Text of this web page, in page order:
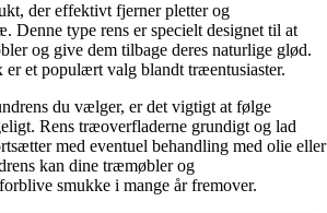
der effektivt fjerner pletter og
Denne type rens er specielt designet til at
og give dem tilbage deres naturlige glød.
er et populært valg blandt træentusiaster.
du vælger, er det vigtigt at følge
Rens træoverfladerne grundigt og lad
med eventuel behandling med olie eller
kan dine træmøbler og
smukke i mange år fremover.